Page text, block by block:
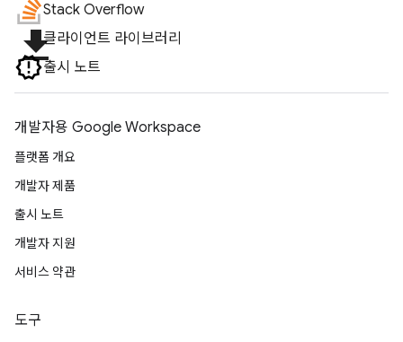
Stack Overflow
file_download클라이언트 라이브러리
출시 노트
개발자용 Google Workspace
플랫폼 개요
개발자 제품
출시 노트
개발자 지원
서비스 약관
도구